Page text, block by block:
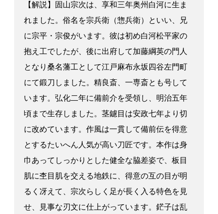
【解説】固山宗次は、享和三年奥州白河に生ま
れました。俗名を宗兵衛（惣兵衛）といい、兄
に宗平・宗俊がいます。彼は初め白河松平家の
抱え工でしたが、後に出府して加藤綱英の門人
となり桑名藩工として江戸麻布永坂四谷左門町
にて鍛刀しました。精良斎、一専斎とも号して
います。弘化二年に備前介を受領し、明治五年
頃まで生存しました。茎鑢目は安政七年より切
に改めています。作風は一貫して備前伝を得意
とするたいへん人気が高い刀匠です。本作は身
巾あってしっかりとした健全な脇差姿で、板目
肌に杢目肌を交える地鉄に、得意の互の目が明
るく冴えて、宗次らしく足が長く入る特色を見
せ、見事な刃文に仕上がっています。鋩子は乱